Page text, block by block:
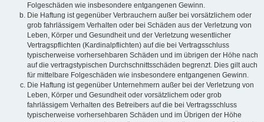
Folgeschäden wie insbesondere entgangenen Gewinn.
Die Haftung ist gegenüber Verbrauchern außer bei vorsätzlichem oder
grob fahrlässigem Verhalten oder bei Schäden aus der Verletzung von
Leben, Körper und Gesundheit und der Verletzung wesentlicher
Vertragspflichten (Kardinalpflichten) auf die bei Vertragsschluss
typischerweise vorhersehbaren Schäden und im übrigen der Höhe nach
auf die vertragstypischen Durchschnittsschäden begrenzt. Dies gilt auch
für mittelbare Folgeschäden wie insbesondere entgangenen Gewinn.
Die Haftung ist gegenüber Unternehmern außer bei der Verletzung von
Leben, Körper und Gesundheit oder vorsätzlichem oder grob
fahrlässigem Verhalten des Betreibers auf die bei Vertragsschluss
typischerweise vorhersehbaren Schäden und im Übrigen der Höhe